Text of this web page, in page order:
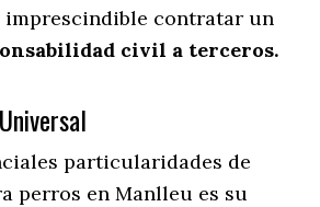
imprescindible contratar un
civil a terceros.
particularidades de
perros en Manlleu es su